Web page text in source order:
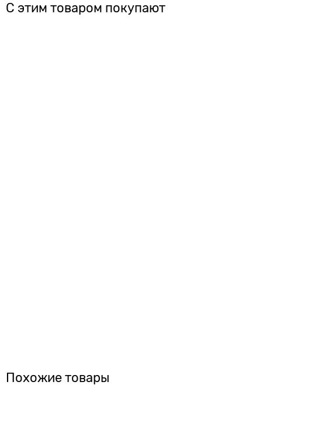
С этим товаром покупают
Похожие товары